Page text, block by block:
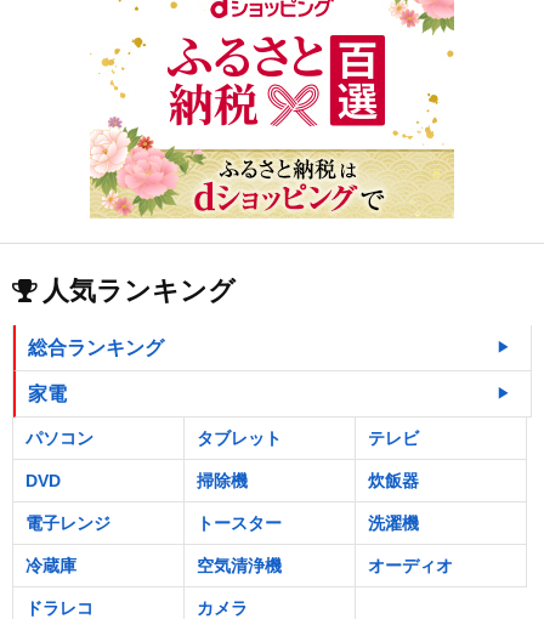
人気ランキング
総合ランキング
家電
パソコン タブレット テレビ
DVD 掃除機 炊飯器
電子レンジ トースター 洗濯機
冷蔵庫 空気清浄機 オーディオ
ドラレコ カメラ